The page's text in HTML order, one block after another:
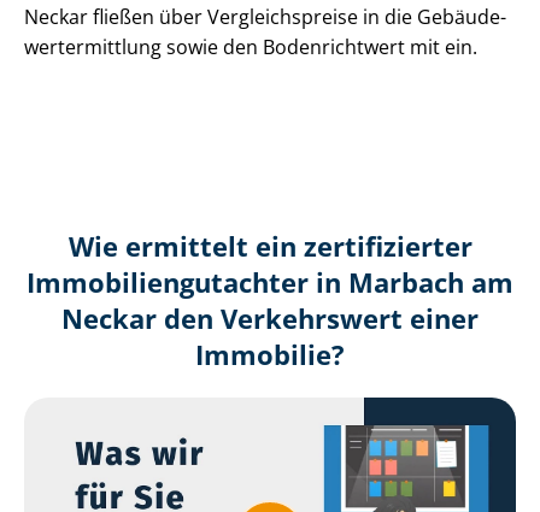
Neckar fließen über Ver­gleichs­prei­se in die Ge­bäu­de­
wert­ermitt­lung sowie den Bodenrichtwert mit ein.
Wie ermittelt ein zertifizierter
Immobilien­gutachter in Marbach am
Neckar den Verkehrswert einer
Immobilie?